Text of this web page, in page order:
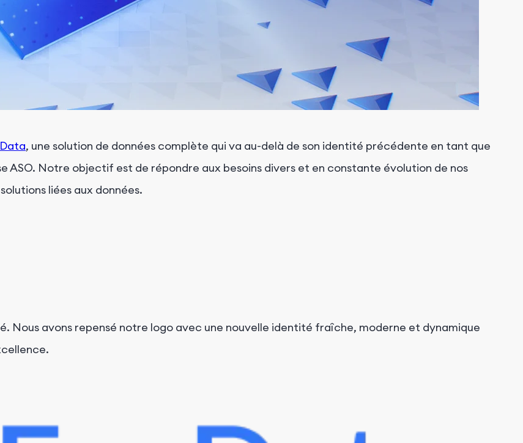
, une solution de données complète qui va au-delà de son identité précédente en tant que
Notre objectif est de répondre aux besoins divers et en constante évolution de nos
liées aux données.
Nous avons repensé notre logo avec une nouvelle identité fraîche, moderne et dynamique